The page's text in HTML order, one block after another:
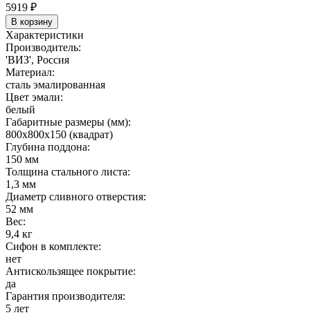
5919 ₽
В корзину
Характеристики
Производитель:
'ВИЗ', Россия
Материал:
сталь эмалированная
Цвет эмали:
белый
Габаритные размеры (мм):
800х800х150 (квадрат)
Глубина поддона:
150 мм
Толщина стального листа:
1,3 мм
Диаметр сливного отверстия:
52 мм
Вес:
9,4 кг
Сифон в комплекте:
нет
Антискользящее покрытие:
да
Гарантия производителя:
5 лет